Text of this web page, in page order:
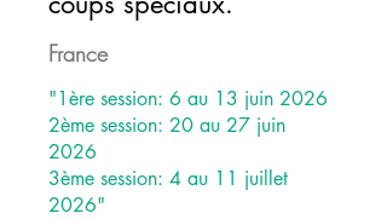
France
"1ère session: 6 au 13 juin 2026
2ème session: 20 au 27 juin
2026
3ème session: 4 au 11 juillet
2026"